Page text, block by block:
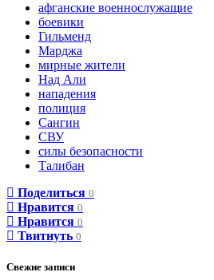
афганские военнослужащие
боевики
Гильменд
Марджа
мирные жители
Над Али
нападения
полиция
Сангин
СВУ
силы безопасности
Талибан
Поделиться 0
Нравится 0
Нравится 0
Твитнуть 0
Свежие записи